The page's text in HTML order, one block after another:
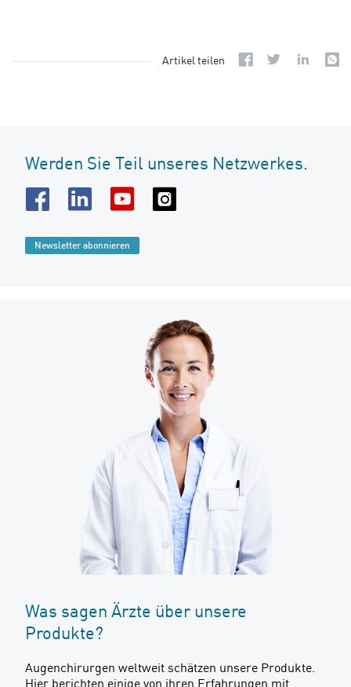
Artikel teilen
Werden Sie Teil unseres Netzwerkes.
Newsletter abonnieren
Was sagen Ärzte über unsere
Produkte?
Augenchirurgen weltweit schätzen unsere Produkte.
Hier berichten einige von ihren Erfahrungen mit